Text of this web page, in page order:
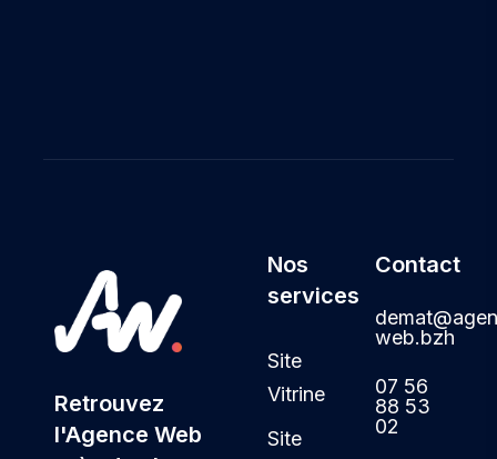
Retrouvez
l'Agence Web
Nos
services
Site
Vitrine
Site
Contact
web.bzh
07 56
88 53
02